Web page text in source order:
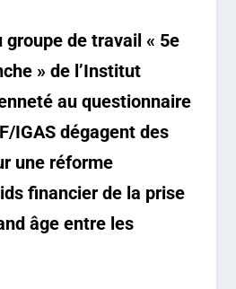
groupe de travail « 5e
» de l’Institut
au questionnaire
IGAS dégagent des
une réforme
financier de la prise
âge entre les